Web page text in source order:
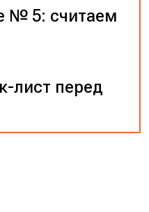
№ 5: считаем
лист перед